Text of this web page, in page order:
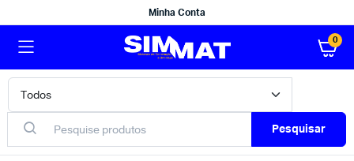
Minha Conta
0
Pesquisar